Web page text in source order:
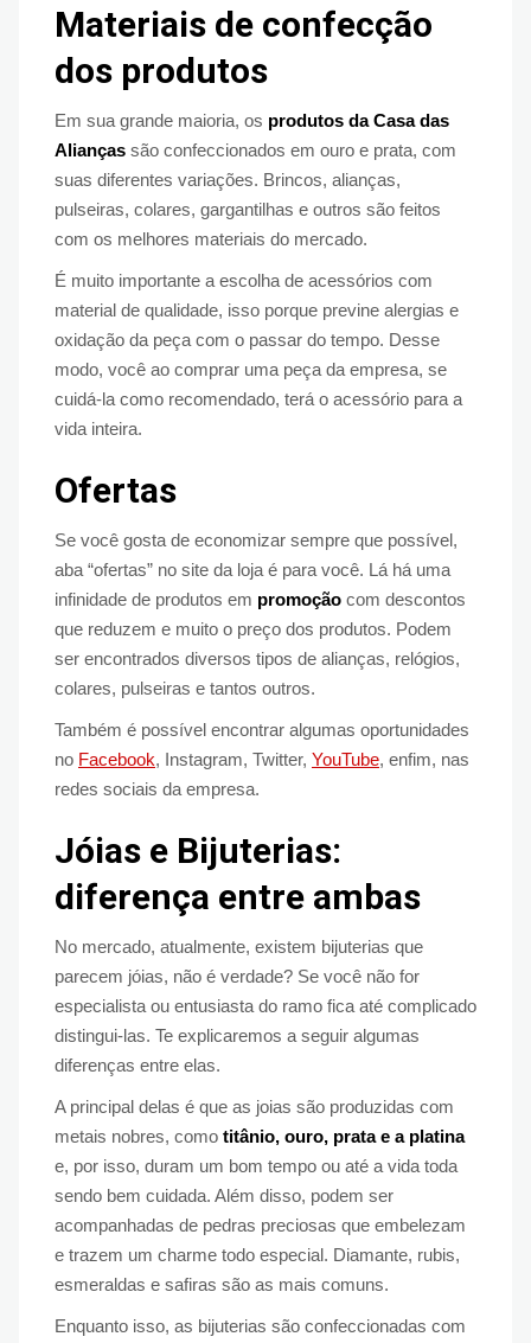
Materiais de confecção
dos produtos
Em sua grande maioria, os produtos da Casa das
Alianças são confeccionados em ouro e prata, com
suas diferentes variações. Brincos, alianças,
pulseiras, colares, gargantilhas e outros são feitos
com os melhores materiais do mercado.
É muito importante a escolha de acessórios com
material de qualidade, isso porque previne alergias e
oxidação da peça com o passar do tempo. Desse
modo, você ao comprar uma peça da empresa, se
cuidá-la como recomendado, terá o acessório para a
vida inteira.
Ofertas
Se você gosta de economizar sempre que possível,
aba “ofertas” no site da loja é para você. Lá há uma
infinidade de produtos em promoção com descontos
que reduzem e muito o preço dos produtos. Podem
ser encontrados diversos tipos de alianças, relógios,
colares, pulseiras e tantos outros.
Também é possível encontrar algumas oportunidades
no Facebook, Instagram, Twitter, YouTube, enfim, nas
redes sociais da empresa.
Jóias e Bijuterias:
diferença entre ambas
No mercado, atualmente, existem bijuterias que
parecem jóias, não é verdade? Se você não for
especialista ou entusiasta do ramo fica até complicado
distingui-las. Te explicaremos a seguir algumas
diferenças entre elas.
A principal delas é que as joias são produzidas com
metais nobres, como titânio, ouro, prata e a platina
e, por isso, duram um bom tempo ou até a vida toda
sendo bem cuidada. Além disso, podem ser
acompanhadas de pedras preciosas que embelezam
e trazem um charme todo especial. Diamante, rubis,
esmeraldas e safiras são as mais comuns.
Enquanto isso, as bijuterias são confeccionadas com